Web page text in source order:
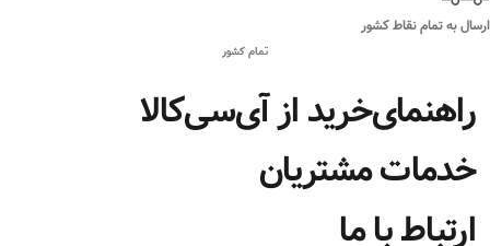
ارسال به تمام نقاط کشور
تمام کشور
راهنمای‌خرید از آی‌سی‌کالا
خدمات مشتریان
ارتباط با ما